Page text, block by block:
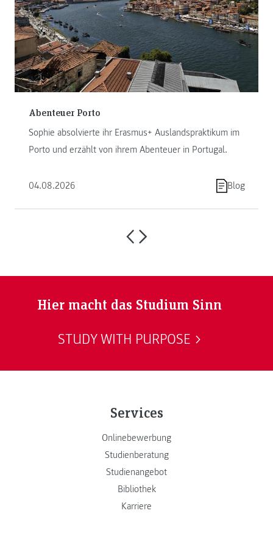
Abenteuer Porto
Sophie absolvierte ihr Erasmus+ Auslandspraktikum im
Porto und erzählt von ihrem Abenteuer in Portugal.
04.08.2026 Blog
Hier macht das Studium Sinn
STUDY WITH PURPOSE
Services
Onlinebewerbung
Studienberatung
Studienangebot
Bibliothek
Karriere